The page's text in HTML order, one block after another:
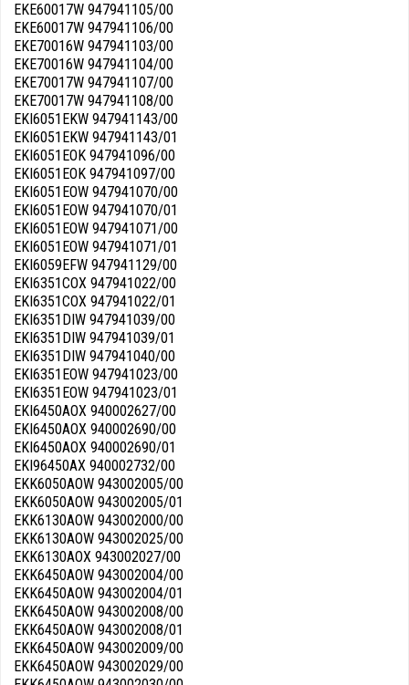
EKE60017W 947941105/00
EKE60017W 947941106/00
EKE70016W 947941103/00
EKE70016W 947941104/00
EKE70017W 947941107/00
EKE70017W 947941108/00
EKI6051EKW 947941143/00
EKI6051EKW 947941143/01
EKI6051EOK 947941096/00
EKI6051EOK 947941097/00
EKI6051EOW 947941070/00
EKI6051EOW 947941070/01
EKI6051EOW 947941071/00
EKI6051EOW 947941071/01
EKI6059EFW 947941129/00
EKI6351COX 947941022/00
EKI6351COX 947941022/01
EKI6351DIW 947941039/00
EKI6351DIW 947941039/01
EKI6351DIW 947941040/00
EKI6351EOW 947941023/00
EKI6351EOW 947941023/01
EKI6450AOX 940002627/00
EKI6450AOX 940002690/00
EKI6450AOX 940002690/01
EKI96450AX 940002732/00
EKK6050AOW 943002005/00
EKK6050AOW 943002005/01
EKK6130AOW 943002000/00
EKK6130AOW 943002025/00
EKK6130AOX 943002027/00
EKK6450AOW 943002004/00
EKK6450AOW 943002004/01
EKK6450AOW 943002008/00
EKK6450AOW 943002008/01
EKK6450AOW 943002009/00
EKK6450AOW 943002029/00